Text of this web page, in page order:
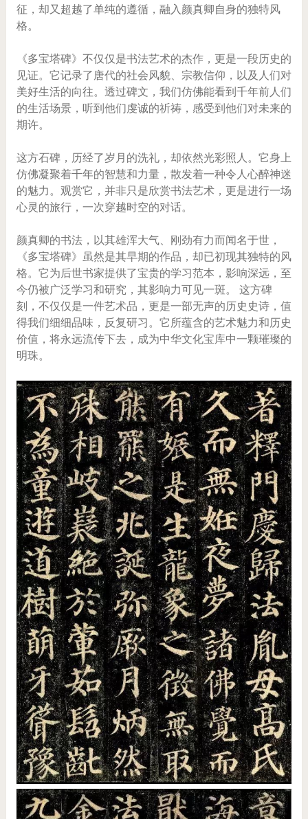
征，却又超越了单纯的遵循，融入颜真卿自身的独特风
格。
《多宝塔碑》不仅仅是书法艺术的杰作，更是一段历史的
见证。它记录了唐代的社会风貌、宗教信仰，以及人们对
美好生活的向往。透过碑文，我们仿佛能看到千年前人们
的生活场景，听到他们虔诚的祈祷，感受到他们对未来的
期许。
这方石碑，历经了岁月的洗礼，却依然光彩照人。它身上
仿佛凝聚着千年的智慧和力量，散发着一种令人心醉神迷
的魅力。观赏它，并非只是欣赏书法艺术，更是进行一场
心灵的旅行，一次穿越时空的对话。
颜真卿的书法，以其雄浑大气、刚劲有力而闻名于世，
《多宝塔碑》虽然是其早期的作品，却已初现其独特的风
格。它为后世书家提供了宝贵的学习范本，影响深远，至
今仍被广泛学习和研究，其影响力可见一斑。 这方碑
刻，不仅仅是一件艺术品，更是一部无声的历史史诗，值
得我们细细品味，反复研习。它所蕴含的艺术魅力和历史
价值，将永远流传下去，成为中华文化宝库中一颗璀璨的
明珠。